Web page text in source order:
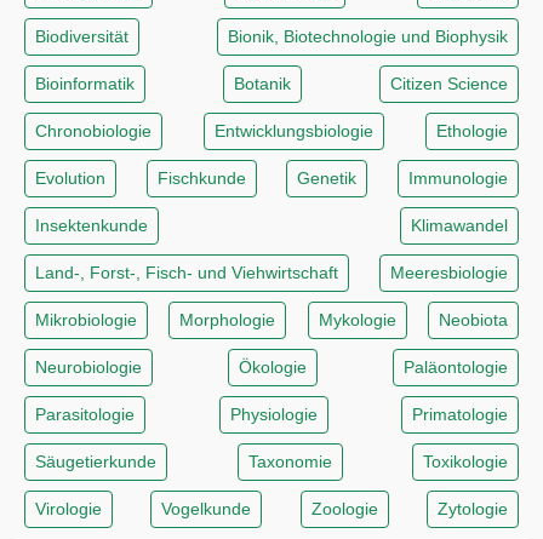
Biodiversität Bionik, Biotechnologie und Biophysik
Bioinformatik Botanik Citizen Science
Chronobiologie Entwicklungsbiologie Ethologie
Evolution Fischkunde Genetik Immunologie
Insektenkunde Klimawandel
Land-, Forst-, Fisch- und Viehwirtschaft Meeresbiologie
Mikrobiologie Morphologie Mykologie Neobiota
Neurobiologie Ökologie Paläontologie
Parasitologie Physiologie Primatologie
Säugetierkunde Taxonomie Toxikologie
Virologie Vogelkunde Zoologie Zytologie